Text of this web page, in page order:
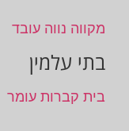
מקווה נווה עובד
בתי עלמין
בית קברות עומר